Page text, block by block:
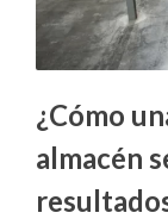
¿Cómo
almacén